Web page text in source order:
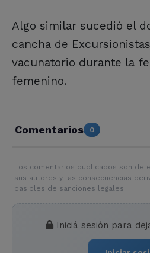
Algo similar sucedió el
cancha de
vacunatorio durante la
femenino.
Comentarios 0
Los comentarios publicados son de
sus autores y las consecuencias
pasibles de sanciones legales.
Iniciá sesión para